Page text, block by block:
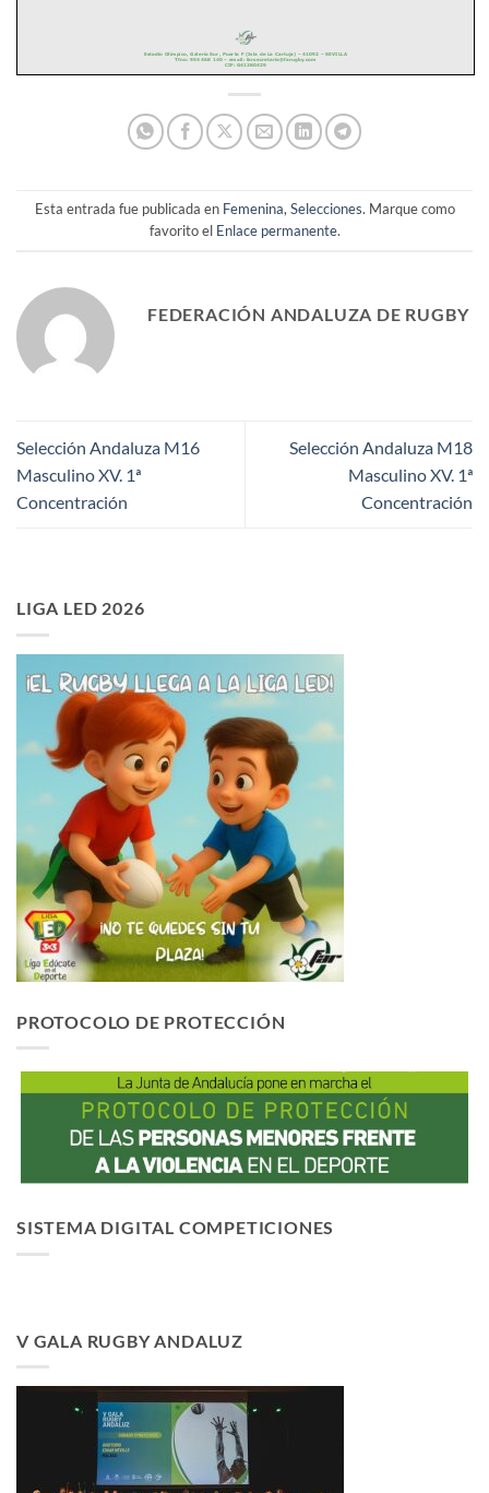
Esta entrada fue publicada en Femenina,Selecciones. Marque como
favorito el Enlace permanente.
FEDERACIÓN ANDALUZA DE RUGBY
Selección Andaluza M16
Masculino XV. 1ª
Concentración
Selección Andaluza M18
Masculino XV. 1ª
Concentración
LIGA LED 2026
PROTOCOLO DE PROTECCIÓN
SISTEMA DIGITAL COMPETICIONES
V GALA RUGBY ANDALUZ